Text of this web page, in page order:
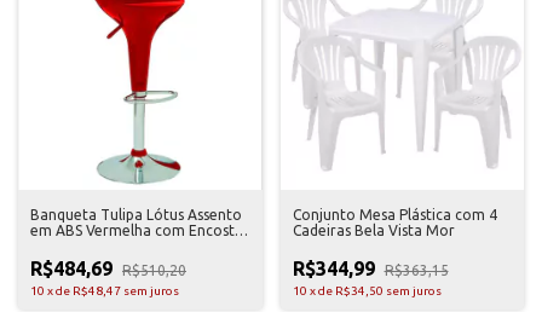
Banqueta Tulipa Lótus Assento
em ABS Vermelha com Encosto
R$484,69 R$510,20
10 xde R$48,47 sem juros
Conjunto Mesa Plástica com 4
Cadeiras Bela Vista Mor
R$344,99 R$363,15
10 xde R$34,50 sem juros